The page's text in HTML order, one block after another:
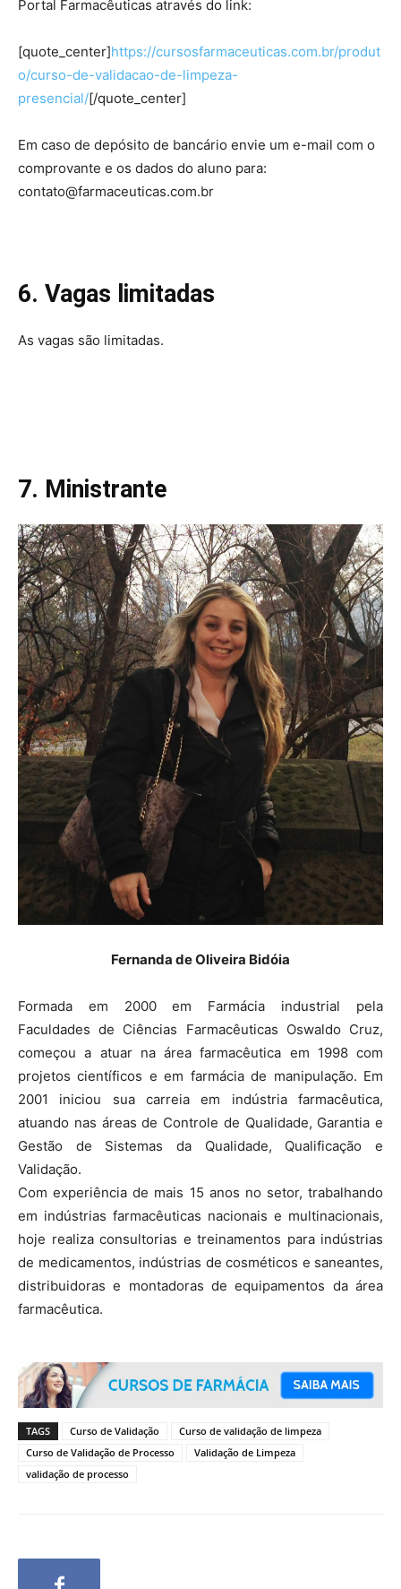
Portal Farmacêuticas através do link:
[quote_center]https://cursosfarmaceuticas.com.br/produt
o/curso-de-validacao-de-limpeza-
presencial/[/quote_center]
Em caso de depósito de bancário envie um e-mail com o
comprovante e os dados do aluno para:
contato@farmaceuticas.com.br
6. Vagas limitadas
As vagas são limitadas.
7. Ministrante
Fernanda de Oliveira Bidóia
Formada em 2000 em Farmácia industrial pela
Faculdades de Ciências Farmacêuticas Oswaldo Cruz,
começou a atuar na área farmacêutica em 1998 com
projetos científicos e em farmácia de manipulação. Em
2001 iniciou sua carreia em indústria farmacêutica,
atuando nas áreas de Controle de Qualidade, Garantia e
Gestão de Sistemas da Qualidade, Qualificação e
Validação.
Com experiência de mais 15 anos no setor, trabalhando
em indústrias farmacêuticas nacionais e multinacionais,
hoje realiza consultorias e treinamentos para indústrias
de medicamentos, indústrias de cosméticos e saneantes,
distribuidoras e montadoras de equipamentos da área
farmacêutica.
TAGS Curso de Validação
Curso de validação de limpeza
Curso de Validação de Processo
Validação de Limpeza
validação de processo